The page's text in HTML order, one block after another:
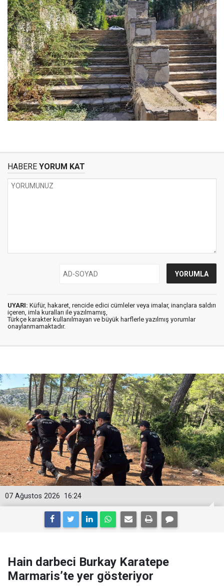
HABERE YORUM KAT
UYARI: Küfür, hakaret, rencide edici cümleler veya imalar, inançlara saldırı
içeren, imla kuralları ile yazılmamış,
Türkçe karakter kullanılmayan ve büyük harflerle yazılmış yorumlar
onaylanmamaktadır.
16:24
07 Ağustos 2026
Hain darbeci Burkay Karatepe
Marmaris’te yer gösteriyor